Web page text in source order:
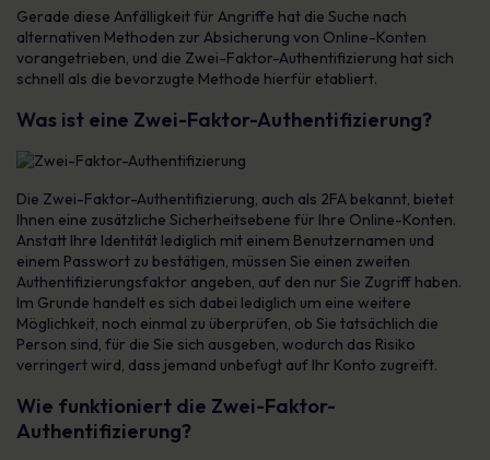
Gerade diese Anfälligkeit für Angriffe hat die Suche nach
alternativen Methoden zur Absicherung von Online-Konten
vorangetrieben, und die Zwei-Faktor-Authentifizierung hat sich
schnell als die bevorzugte Methode hierfür etabliert.
Was ist eine Zwei-Faktor-Authentifizierung?
Die Zwei-Faktor-Authentifizierung, auch als 2FA bekannt, bietet
Ihnen eine zusätzliche Sicherheitsebene für Ihre Online-Konten.
Anstatt Ihre Identität lediglich mit einem Benutzernamen und
einem Passwort zu bestätigen, müssen Sie einen zweiten
Authentifizierungsfaktor angeben, auf den nur Sie Zugriff haben.
Im Grunde handelt es sich dabei lediglich um eine weitere
Möglichkeit, noch einmal zu überprüfen, ob Sie tatsächlich die
Person sind, für die Sie sich ausgeben, wodurch das Risiko
verringert wird, dass jemand unbefugt auf Ihr Konto zugreift.
Wie funktioniert die Zwei-Faktor-
Authentifizierung?